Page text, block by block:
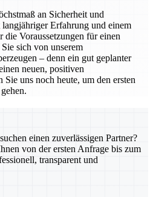
an Sicherheit und
Erfahrung und einem
Voraussetzungen für einen
sich von unserem
– denn ein gut geplanter
neuen, positiven
uns noch heute, um den ersten
einen zuverlässigen Partner?
von der ersten Anfrage bis zum
transparent und